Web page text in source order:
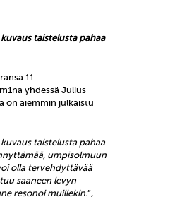
taistelusta pahaa
11.
yhdessä Julius
on aiemmin julkaistu
taistelusta pahaa
umpisolmuun
olla tervehdyttävää
saaneen levyn
resonoi muillekin.”,